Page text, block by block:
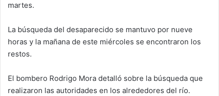
martes.
La búsqueda del desaparecido se mantuvo por nueve
horas y la mañana de este miércoles se encontraron los
restos.
El bombero Rodrigo Mora detalló sobre la búsqueda que
realizaron las autoridades en los alrededores del río.